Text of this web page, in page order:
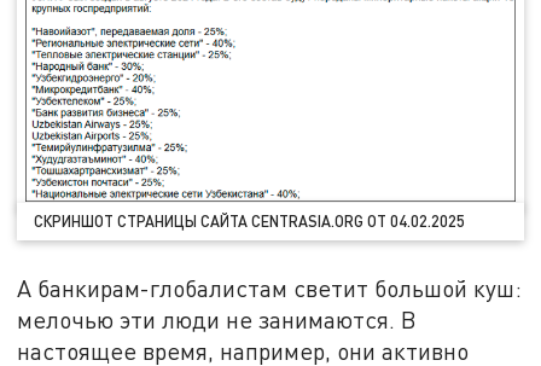
СКРИНШОТ СТРАНИЦЫ САЙТА CENTRASIA.ORG ОТ 04.02.2025
А банкирам-глобалистам светит большой куш:
мелочью эти люди не занимаются. В
настоящее время, например, они активно